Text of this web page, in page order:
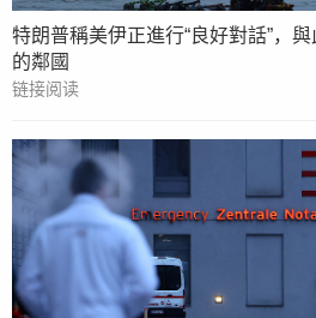
特朗普稱美伊正進行“良好對話”，
的鄰國
链接阅读